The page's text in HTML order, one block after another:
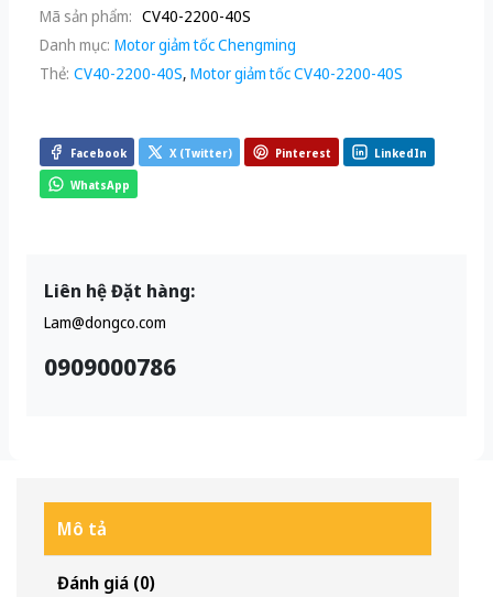
Mã sản phẩm: CV40-2200-40S
Danh mục: Motor giảm tốc Chengming
Thẻ: CV40-2200-40S, Motor giảm tốc CV40-2200-40S
Facebook X (Twitter) Pinterest LinkedIn
WhatsApp
Liên hệ Đặt hàng:
Lam@dongco.com
0909000786
Mô tả
Đánh giá (0)